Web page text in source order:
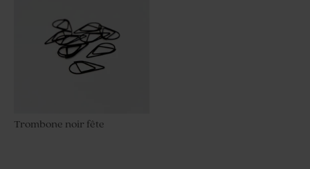
Trombone noir fête